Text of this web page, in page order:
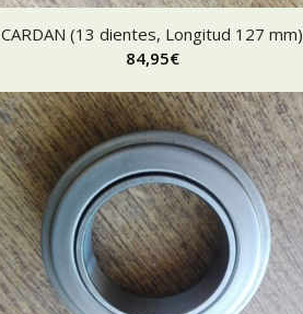
CARDAN (13 dientes, Longitud 127 mm)
84,95€